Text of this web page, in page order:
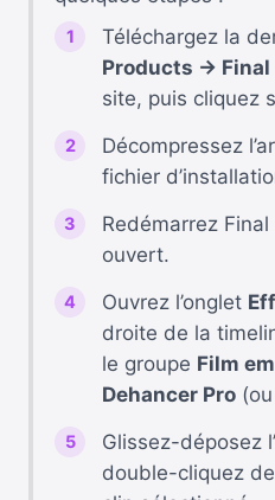
Téléchargez la
Products → Final
site, puis cliquez
Décompressez
fichier
Redémarrez
ouvert.
Ouvrez l’onglet
droite de la
le groupe Film
Dehancer Pro
Glissez-déposez
double-cliquez